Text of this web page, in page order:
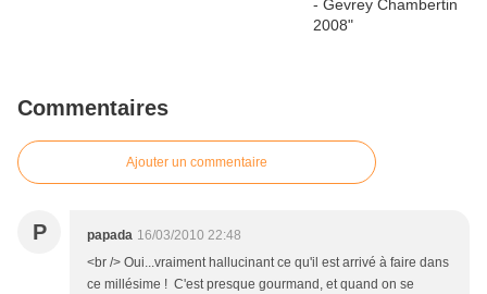
Commentaires
Ajouter un commentaire
P papada 16/03/2010 22:48
<br /> Oui...vraiment hallucinant ce qu'il est arrivé à faire dans
ce millésime ! C'est presque gourmand, et quand on se